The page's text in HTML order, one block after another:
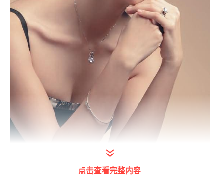
点击查看完整内容